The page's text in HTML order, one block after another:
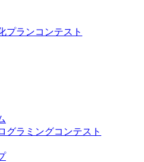
プランコンテスト
グラミングコンテスト